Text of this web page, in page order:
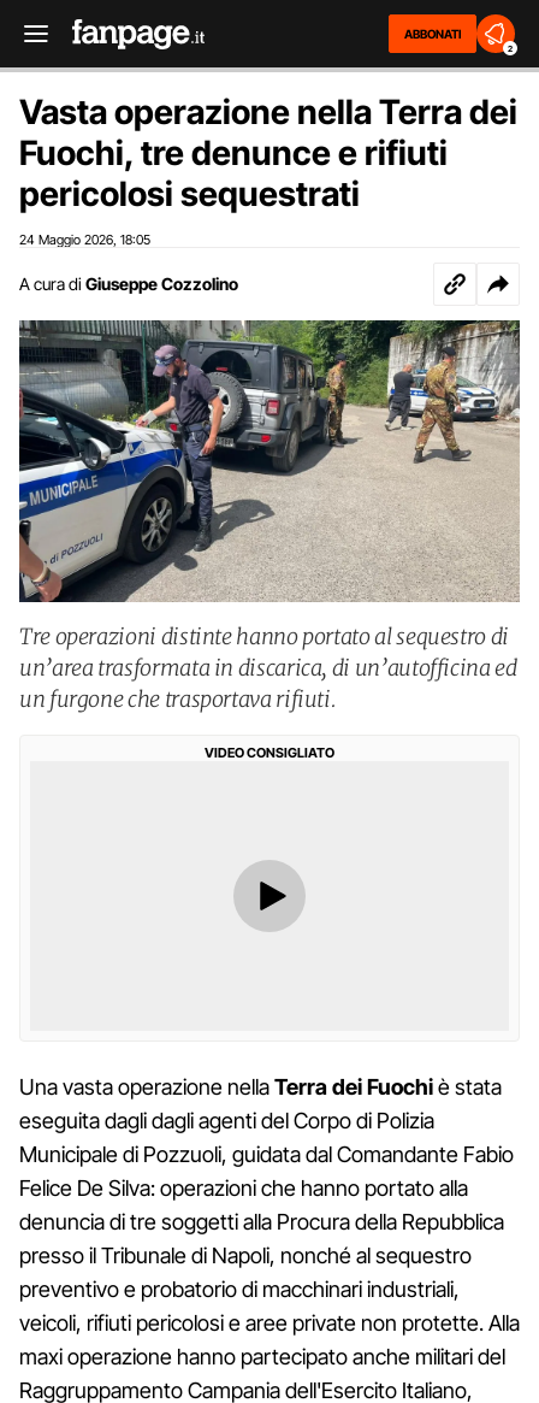
ABBONATI
2
Vasta operazione nella Terra dei
Fuochi, tre denunce e rifiuti
pericolosi sequestrati
24 Maggio 2026 18:05
A cura di Giuseppe Cozzolino
Tre operazioni distinte hanno portato al sequestro di
un’area trasformata in discarica, di un’autofficina ed
un furgone che trasportava rifiuti.
VIDEO CONSIGLIATO
Una vasta operazione nellaTerra dei Fuochiè stata
eseguita dagli dagli agenti del Corpo di Polizia
Municipale di Pozzuoli, guidata dal Comandante Fabio
Felice De Silva: operazioni che hanno portato alla
denuncia di tre soggetti alla Procura della Repubblica
presso il Tribunale di Napoli, nonché al sequestro
preventivo e probatorio di macchinari industriali,
veicoli, rifiuti pericolosi e aree private non protette. Alla
maxi operazione hanno partecipato anche militari del
Raggruppamento Campania dell'Esercito Italiano,